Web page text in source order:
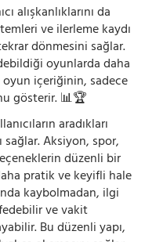
alışkanlıklarını da
ve ilerleme kaydı
dönmesini sağlar.
oyunlarda daha
içeriğinin, sadece
gösterir. 📊🏆
aradıkları
Aksiyon, spor,
düzenli bir
pratik ve keyifli hale
kaybolmadan, ilgi
ve vakit
Bu düzenli yapı,